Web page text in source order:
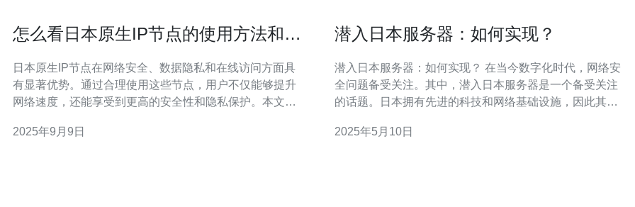
怎么看日本原生IP节点的使用方法和优
日本原生IP节点在网络安全、数据隐私和在线访问方面具
有显著优势。通过合理使用这些节点，用户不仅能够提升
网络速度，还能享受到更高的安全性和隐私保护。本文将
日本原生IP节点是什么？ 日本原生IP节点是指位于日本境
2025年9月9日
潜入日本服务器：如何实现？
潜入日本服务器：如何实现？ 在当今数字化时代，网络安
全问题备受关注。其中，潜入日本服务器是一个备受关注
的话题。日本拥有先进的科技和网络基础设施，因此其服
务器来获取特定信息或进行其他活动。本文将探讨如何实
2025年5月10日